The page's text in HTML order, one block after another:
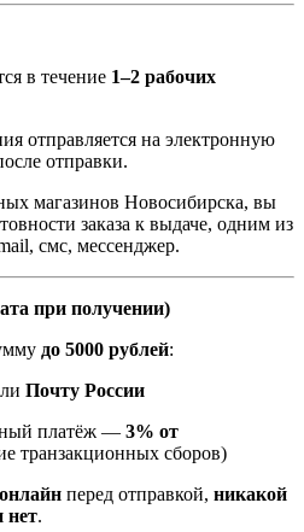
в течение 1–2 рабочих
отправляется на электронную
отправки.
магазинов Новосибирска, вы
заказа к выдаче, одним из
смс, мессенджер.
при получении)
до 5000 рублей:
Почту России
платёж — 3% от
транзакционных сборов)
онлайн перед отправкой, никакой
нет.